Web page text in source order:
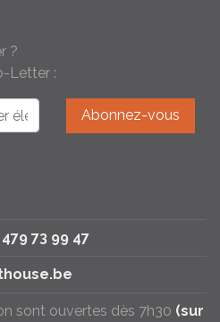
?
Letter :
479 73 99 47
sont ouvertes dès 7h30 (sur